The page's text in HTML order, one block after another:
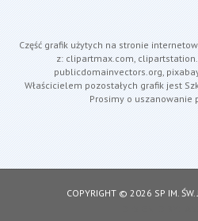
Część grafik użytych na stronie
z: clipartmax.com,
publicdomainvectors.org,
Właścicielem pozostałych grafik jest
Prosimy o uszanowanie
COPYRIGHT © 2026 SP IM. ŚW.